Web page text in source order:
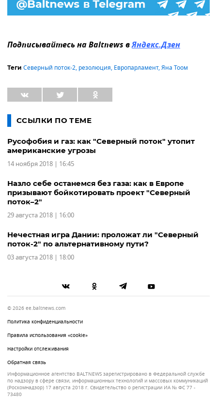
Подписывайтесь на Baltnews вЯндекс.Дзен
Теги Северный поток-2, резолюция, Европарламент,Яна Тоом
ССЫЛКИ ПО ТЕМЕ
Русофобия и газ: как "Северный поток" утопит
американские угрозы
14 ноября 2018 | 16:45
Назло себе останемся без газа: как в Европе
призывают бойкотировать проект "Северный
поток–2"
29 августа 2018 | 16:00
Нечестная игра Дании: проложат ли "Северный
поток-2" по альтернативному пути?
03 августа 2018 | 18:00
© 2026 ee.baltnews.com
Политика конфиденциальности
Правила использования «cookie»
Настройки отслеживания
Обратная связь
Информационное агентство BALTNEWS зарегистрировано в Федеральной службе
по надзору в сфере связи, информационных технологий и массовых коммуникаций
(Роскомнадзор) 17 августа 2018 г. Свидетельство о регистрации ИА № ФС 77 -
73480